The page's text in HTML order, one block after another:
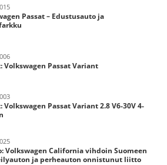
Passat – Edustusauto ja
Volkswagen Passat Variant
Volkswagen Passat Variant 2.8 V6-30V 4-
Volkswagen California vihdoin Suomeen
ja perheauton onnistunut liitto